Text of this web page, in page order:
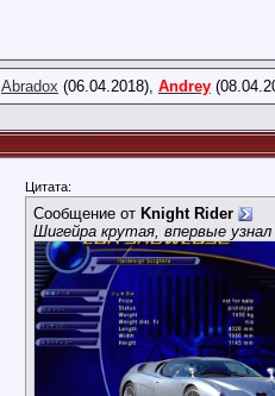
Abradox (06.04.2018), Andrey
Цитата:
Сообщение от Knight Rider
Шигейра крутая, впервые